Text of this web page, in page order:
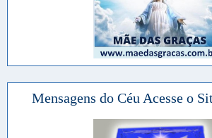
Mensagens do Céu Acesse o